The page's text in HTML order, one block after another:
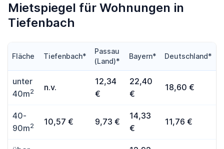
Mietspiegel für Wohnungen in
Tiefenbach
Fläche Tiefenbach*
Passau
(Land)*
Bayern* Deutschland*
unter
40m2 n.v.
12,34
€
22,40
€
18,60 €
40-
90m2 10,57 € 9,73 €
14,33
€
11,76 €